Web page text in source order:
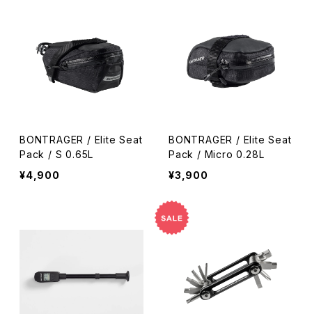
BONTRAGER / Elite Seat
Pack / S 0.65L
¥4,900
BONTRAGER / Elite Seat
Pack / Micro 0.28L
¥3,900